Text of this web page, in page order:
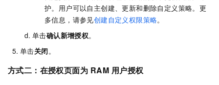
护。用户可以自主创建、更新和删除自定义策略。更
多信息，请参见创建自定义权限策略。
单击确认新增授权。
单击关闭。
方式二：在授权页面为 RAM 用户授权